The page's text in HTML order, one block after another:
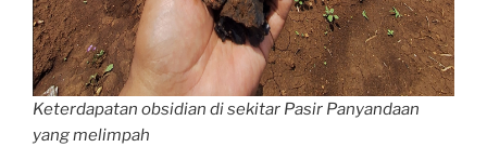
Keterdapatan obsidian di sekitar Pasir Panyandaan
yang melimpah